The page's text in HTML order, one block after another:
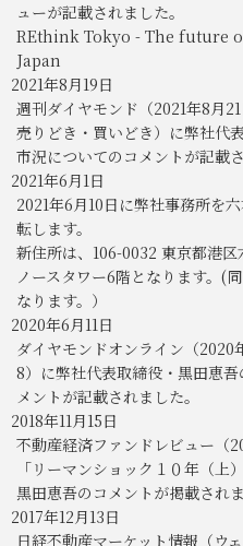
ューが記載されました。
REthink Tokyo - The future
Japan
2021年8月19日
週刊ダイヤモンド（2021年8月
売りどき・買いどき）に弊社代
市況についてのコメントが記載さ
2021年6月1日
2021年6月10日に弊社事務所を
転します。
新住所は、106-0032 東京都港
ノースタワー6階となります。(
なります。）
2020年6月11日
ダイヤモンドオンライン（
8）に弊社代表取締役・黒田恵
メントが記載されました。
2018年11月15日
不動産経済ファンドレビュー（
「リーマンショック１０年（上
黒田恵吾のコメントが掲載されま
2017年12月13日
日経不動産マーケット情報（ウ